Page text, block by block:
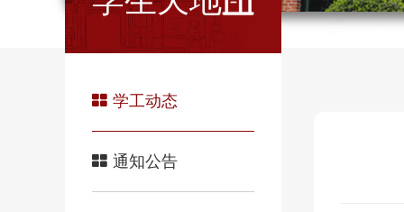
学工动态
通知公告